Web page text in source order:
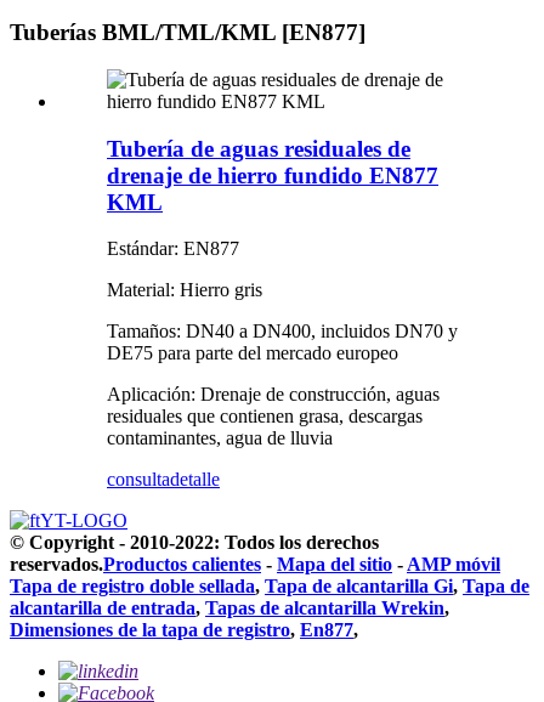
Tuberías BML/TML/KML [EN877]
Tubería de aguas residuales de
drenaje de hierro fundido EN877
KML
Estándar: EN877
Material: Hierro gris
Tamaños: DN40 a DN400, incluidos DN70 y
DE75 para parte del mercado europeo
Aplicación: Drenaje de construcción, aguas
residuales que contienen grasa, descargas
contaminantes, agua de lluvia
consultadetalle
© Copyright - 2010-2022: Todos los derechos
reservados.Productos calientes - Mapa del sitio -AMP móvil
Tapa de registro doble sellada, Tapa de alcantarilla Gi, Tapa de
alcantarilla de entrada, Tapas de alcantarilla Wrekin,
Dimensiones de la tapa de registro, En877,